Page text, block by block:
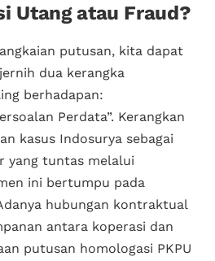
Utang atau Fraud?
putusan, kita dapat
dua kerangka
berhadapan:
Perdata”. Kerangkan
kasus Indosurya sebagai
yang tuntas melalui
ini bertumpu pada
hubungan kontraktual
antara koperasi dan
putusan homologasi PKPU